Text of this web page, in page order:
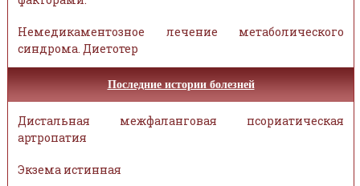
Немедикаментозное лечение метаболического
синдрома. Диетотер
Последние истории болезней
Дистальная межфаланговая псориатическая
артропатия
Экзема истинная